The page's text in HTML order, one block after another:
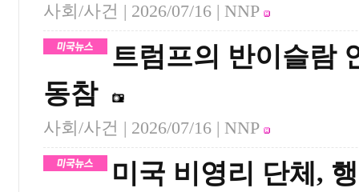
사회/사건 | 2026/07/16 | NNP
트럼프의 반이슬람
동참
사회/사건 | 2026/07/16 | NNP
미국 비영리 단체,